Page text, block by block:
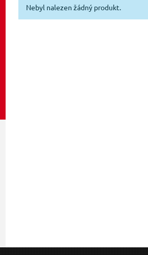
Nebyl nalezen žádný produkt.